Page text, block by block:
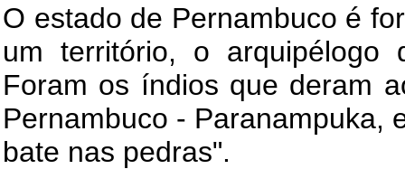
O estado de Pernambuco é
um território, o arquipélogo
Foram os índios que deram
Pernambuco - Paranampuka,
bate nas pedras".